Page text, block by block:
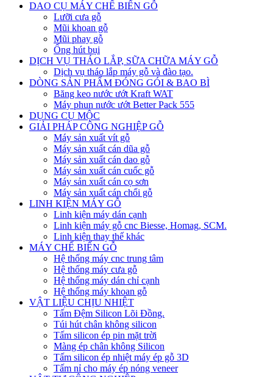
DAO CỤ MÁY CHẾ BIẾN GỖ
Lưỡi cưa gỗ
Mũi khoan gỗ
Mũi phay gỗ
Ống hút bụi
DỊCH VỤ THÁO LẮP, SỮA CHỮA MÁY GỖ
Dịch vụ tháo lắp máy gỗ và đào tạo.
DÒNG SẢN PHẨM ĐÓNG GÓI & BAO BÌ
Băng keo nước ướt Kraft WAT
Máy phun nước ướt Better Pack 555
DỤNG CỤ MỘC
GIẢI PHÁP CÔNG NGHIỆP GỖ
Máy sản xuất vít gỗ
Máy sản xuất cán dũa gỗ
Máy sản xuất cán dao gỗ
Máy sản xuất cán cuốc gỗ
Máy sản xuất cán cọ sơn
Máy sản xuất cán chổi gỗ
LINH KIỆN MÁY GỖ
Linh kiện máy dán cạnh
Linh kiện máy gỗ cnc Biesse, Homag, SCM.
Linh kiện thay thế khác
MÁY CHẾ BIẾN GỖ
Hệ thống máy cnc trung tâm
Hệ thống máy cưa gỗ
Hệ thống máy dán chỉ cạnh
Hệ thống máy khoan gỗ
VẬT LIỆU CHỊU NHIỆT
Tấm Đệm Silicon Lõi Đồng.
Túi hút chân không silicon
Tấm silicon ép pin mặt trời
Màng ép chân không Silicon
Tấm silicon ép nhiệt máy ép gỗ 3D
Tấm nỉ cho máy ép nóng veneer